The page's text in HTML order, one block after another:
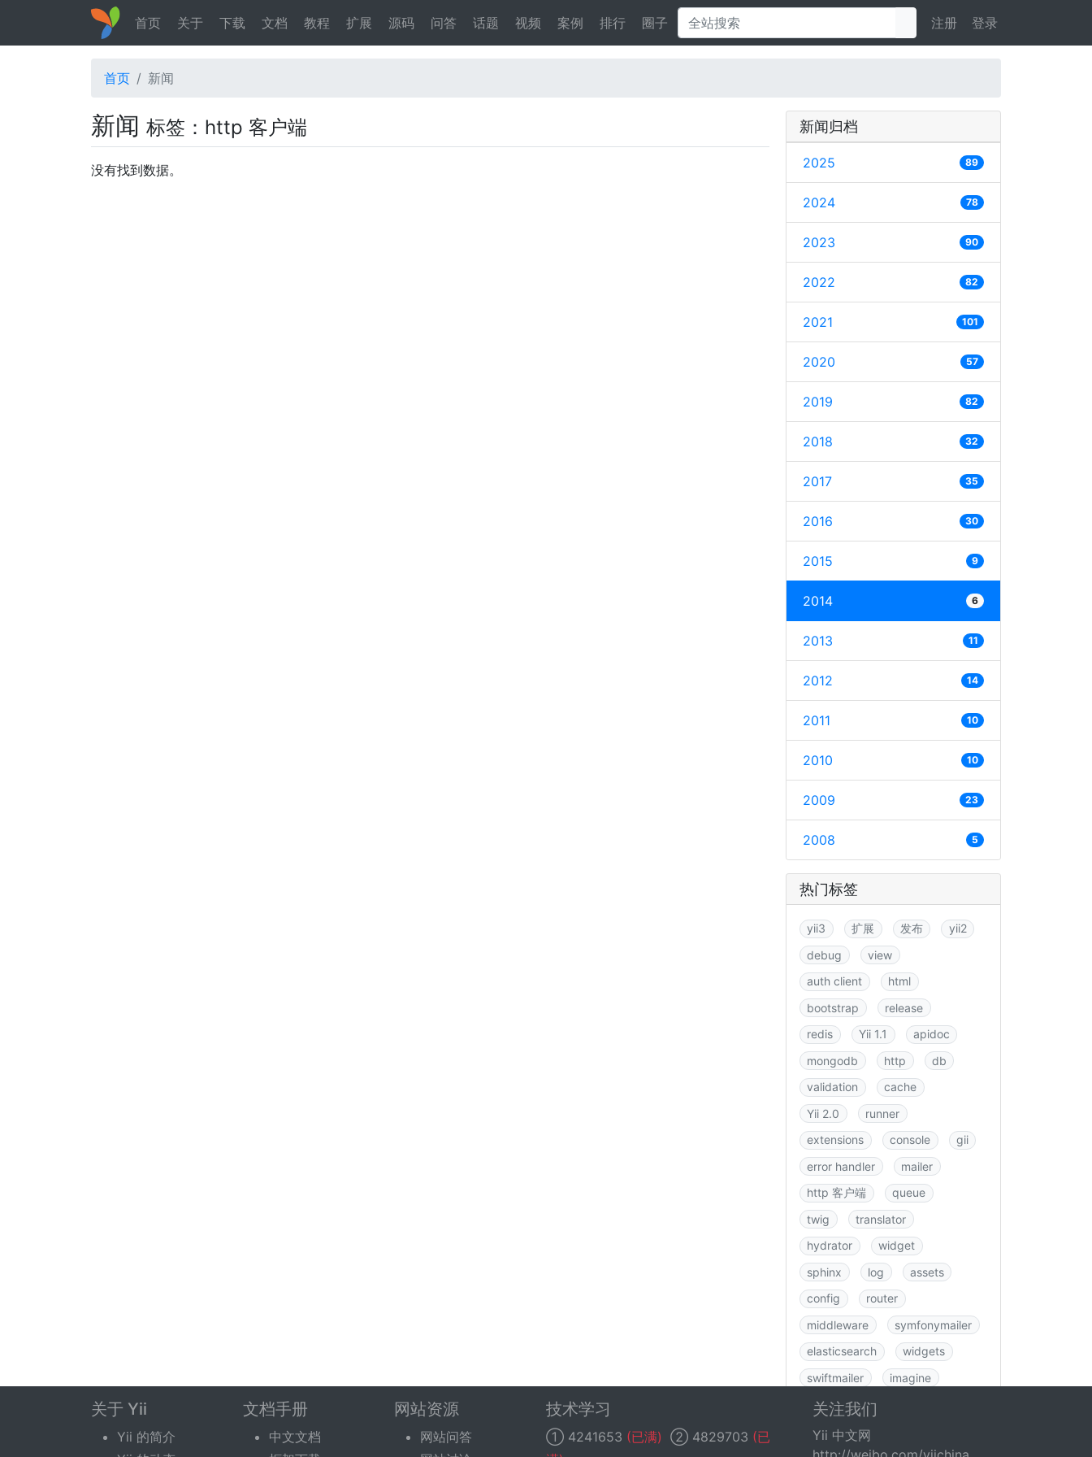
首页 关于 下载 文档 教程 扩展 源码 问答 话题 视频 案例 排行 圈子 注册 登录
首页 新闻
新闻 标签：http 客户端
没有找到数据。
新闻归档
2025 89
2024 78
2023 90
2022 82
2021 101
2020 57
2019 82
2018 32
2017 35
2016 30
2015 9
2014 6
2013 11
2012 14
2011 10
2010 10
2009 23
2008 5
热门标签
yii3 扩展 发布
yii2
debug
view
auth client
html
bootstrap
release
redis
Yii 1.1
apidoc
mongodb
http
db
validation
cache
Yii 2.0
runner
extensions
console
gii
error handler
mailer
http 客户端
queue
twig
translator
hydrator
widget
sphinx
log
assets
config
router
middleware
symfonymailer
elasticsearch
widgets
swiftmailer
imagine
图书
rbac
data
csrf
关于 Yii
Yii 的简介
文档手册
中文文档
网站资源
网站问答
技术学习
① 4241653 (已满) ② 4829703 (已
关注我们
Yii 中文网